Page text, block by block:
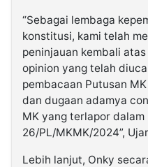
“Sebagai lembaga
konstitusi, kami telah
peninjauan kembali
opinion yang telah
pembacaan Putusan
dan dugaan adamya
MK yang terlapor dalam
26/PL/MKMK/2024”,
Lebih lanjut, Onky